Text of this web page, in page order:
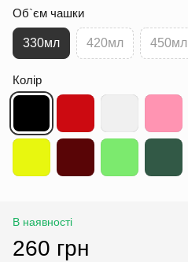
Об`єм чашки
330мл 420мл 450мл
Колір
В наявності
260 грн